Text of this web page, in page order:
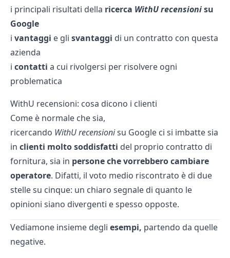
i principali risultati della ricerca WithU recensionisu
Google
i vantaggi e gli svantaggi di un contratto con questa
azienda
i contatti a cui rivolgersi per risolvere ogni
problematica
WithU recensioni: cosa dicono i clienti
Come è normale che sia,
ricercando WithUrecensionisu Google ci si imbatte sia
in clienti molto soddisfatti del proprio contratto di
fornitura, sia in persone che vorrebbero cambiare
operatore. Difatti, il voto medio riscontrato è di due
stelle su cinque: un chiaro segnale di quanto le
opinioni siano divergenti e spesso opposte.
Vediamone insieme degli esempi, partendo da quelle
negative.